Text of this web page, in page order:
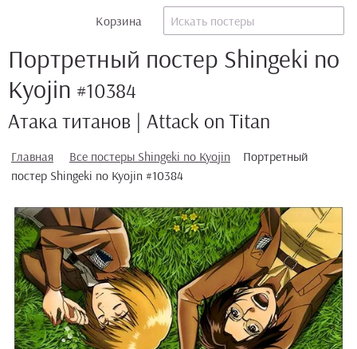
Корзина
Портретный постер Shingeki no
Kyojin #10384
Атака титанов | Attack on Titan
Главная Все постеры Shingeki no Kyojin
Портретный
постер Shingeki no Kyojin #10384